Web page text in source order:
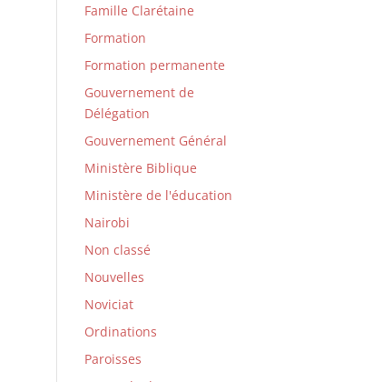
Famille Clarétaine
Formation
Formation permanente
Gouvernement de
Délégation
Gouvernement Général
Ministère Biblique
Ministère de l'éducation
Nairobi
Non classé
Nouvelles
Noviciat
Ordinations
Paroisses